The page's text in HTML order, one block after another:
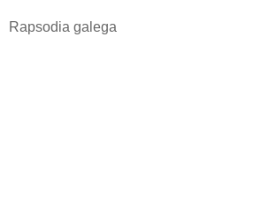
Rapsodia galega